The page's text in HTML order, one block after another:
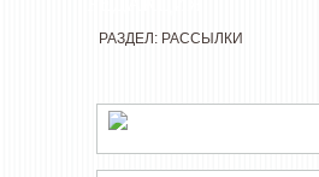
РАЗДЕЛ: РАССЫЛКИ